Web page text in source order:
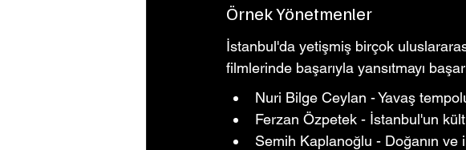
Örnek Yönetmenler
İstanbul'da yetişmiş birçok
filmlerinde başarıyla yansıtmayı
Nuri Bilge Ceylan - Yavaş
Ferzan Özpetek - İstanbul'un
Semih Kaplanoğlu - Doğanın